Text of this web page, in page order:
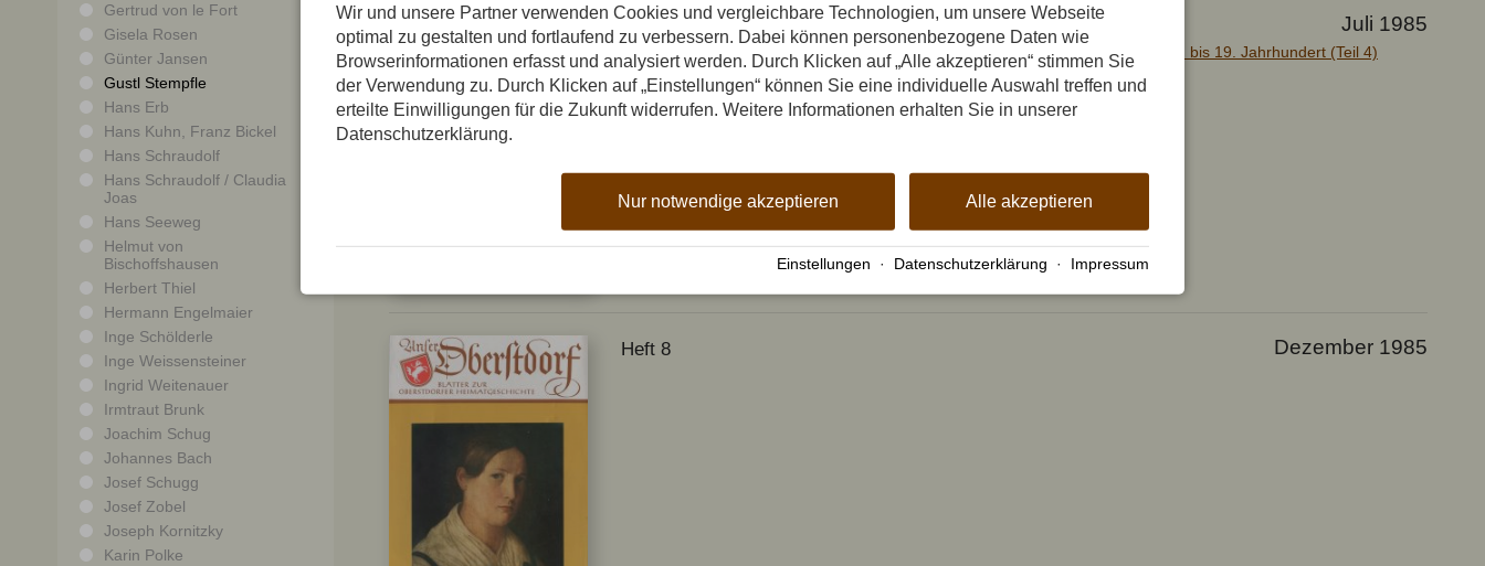
Gertrud von le Fort
Gisela Rosen
Günter Jansen
Gustl Stempfle
Hans Erb
Hans Kuhn, Franz Bickel
Hans Schraudolf
Hans Schraudolf / Claudia
Joas
Hans Seeweg
Helmut von
Bischoffshausen
Herbert Thiel
Hermann Engelmaier
Inge Schölderle
Inge Weissensteiner
Ingrid Weitenauer
Irmtraut Brunk
Joachim Schug
Johannes Bach
Josef Schugg
Josef Zobel
Joseph Kornitzky
Karin Polke
Heft 7 Juli 1985
Dr. Kurt Eberhard Oberstdorf auf hohen Schulen - vom 15. bis 19. Jahrhundert (Teil 4)
Heft 8 Dezember 1985
Wir und unsere Partner verwenden Cookies und vergleichbare Technologien, um unsere Webseite
optimal zu gestalten und fortlaufend zu verbessern. Dabei können personenbezogene Daten wie
Browserinformationen erfasst und analysiert werden. Durch Klicken auf „Alle akzeptieren“ stimmen Sie
der Verwendung zu. Durch Klicken auf „Einstellungen“ können Sie eine individuelle Auswahl treffen und
erteilte Einwilligungen für die Zukunft widerrufen. Weitere Informationen erhalten Sie in unserer
Datenschutzerklärung.
Alle akzeptieren
Nur notwendige akzeptieren
Einstellungen · Datenschutzerklärung · Impressum